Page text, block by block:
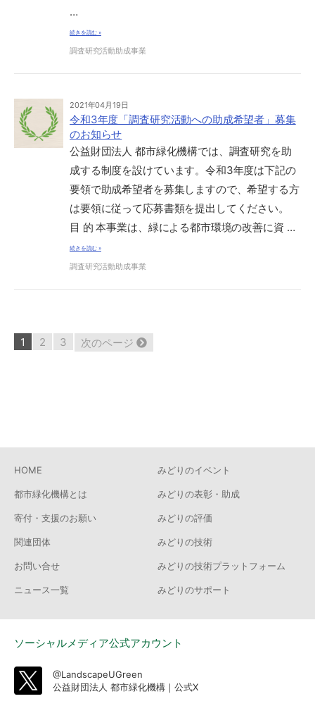
…
続きを読む »
調査研究活動助成事業
2021年04月19日
令和3年度「調査研究活動への助成希望者」募集
のお知らせ
公益財団法人 都市緑化機構では、調査研究を助
成する制度を設けています。令和3年度は下記の
要領で助成希望者を募集しますので、希望する方
は要領に従って応募書類を提出してください。
目 的 本事業は、緑による都市環境の改善に資 …
続きを読む »
調査研究活動助成事業
261 2 3 次のページ
HOME
都市緑化機構とは
寄付・支援のお願い
関連団体
お問い合せ
ニュース一覧
みどりのイベント
みどりの表彰・助成
みどりの評価
みどりの技術
みどりの技術プラットフォーム
みどりのサポート
ソーシャルメディア公式アカウント
@LandscapeUGreen
公益財団法人 都市緑化機構｜公式X